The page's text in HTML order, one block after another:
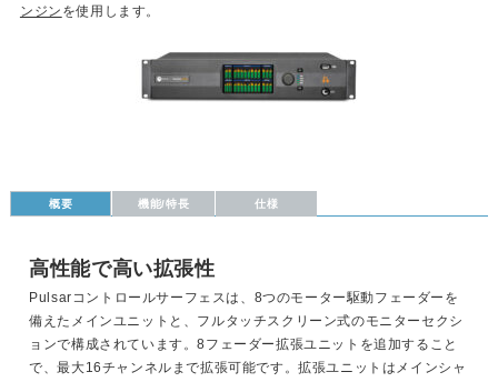
ンジン を使用します。
概要 機能/特長 仕様
高性能で高い拡張性
Pulsarコントロールサーフェスは、8つのモーター駆動フェーダーを
備えたメインユニットと、フルタッチスクリーン式のモニターセクシ
ョンで構成されています。8フェーダー拡張ユニットを追加すること
で、最大16チャンネルまで拡張可能です。拡張ユニットはメインシャ